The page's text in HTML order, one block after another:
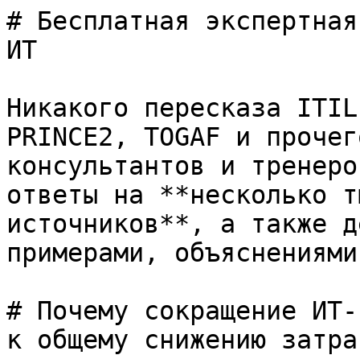
# Бесплатная
ИТ
Никакого пересказа
PRINCE2, TOGAF и
консультантов и
ответы на **несколько
источников**, а также
примерами,
# Почему сокращение
к общему снижению